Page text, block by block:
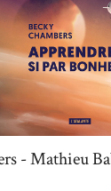
- Mathieu